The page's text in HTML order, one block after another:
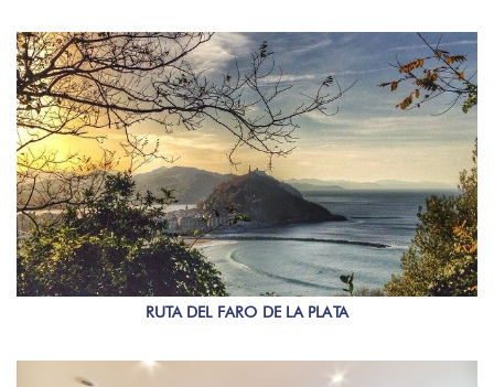
RUTA DEL FARO DE LA PLATA